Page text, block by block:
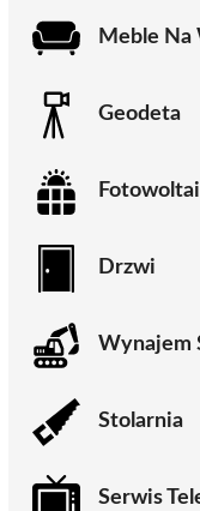
Meble Na
Geodeta
Drzwi
Wynajem
Stolarnia
Serwis